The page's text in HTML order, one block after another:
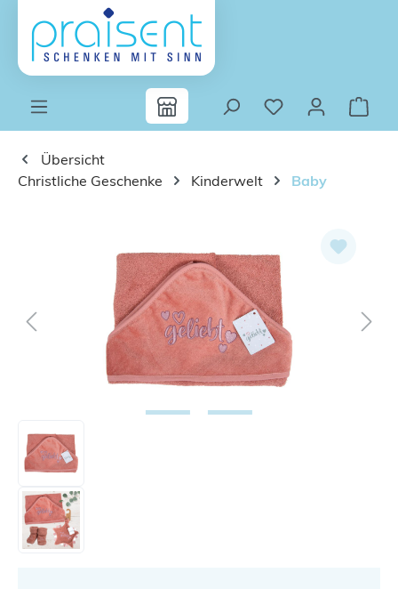
Zum Hauptinhalt springen
Übersicht
Christliche Geschenke
Kinderwelt Baby